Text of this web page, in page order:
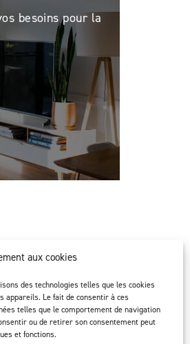
aux cookies
des technologies telles que les cookies
Le fait de consentir à ces
telles que le comportement de navigation
ou de retirer son consentement peut
et fonctions.
besoins pour la
Suivez-nous